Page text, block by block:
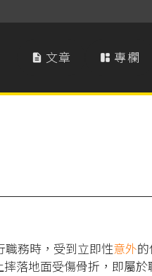
 文章  專欄
職務時，受到立即性意外
落地面受傷骨折，即屬於